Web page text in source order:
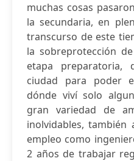
muchas cosas
la secundaria, en
transcurso de este
la sobreprotección
etapa preparatoria,
ciudad para poder
dónde viví solo
gran variedad de
inolvidables,
empleo como
2 años de trabajar